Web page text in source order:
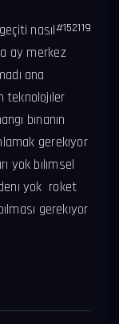
#152119
nasıl
ay merkez
ana
teknolojıler
bınanın
gerekıyor
yok bılımsel
yok roket
gerekıyor